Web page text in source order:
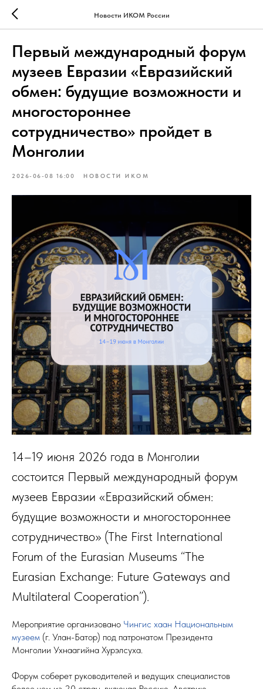
Новости ИКОМ России
Первый международный форум
музеев Евразии «Евразийский
обмен: будущие возможности и
многостороннее
сотрудничество» пройдет в
Монголии
2026-06-08 16:00 НОВОСТИ ИКОМ
14–19 июня 2026 года в Монголии
состоится Первый международный форум
музеев Евразии «Евразийский обмен:
будущие возможности и многостороннее
сотрудничество» (The First International
Forum of the Eurasian Museums “The
Eurasian Exchange: Future Gateways and
Multilateral Cooperation”).
Мероприятие организовано Чингис хаан Национальным
музеем (г. Улан-Батор) под патронатом Президента
Монголии Ухнаагийна Хурэлсуха.
Форум соберет руководителей и ведущих специалистов